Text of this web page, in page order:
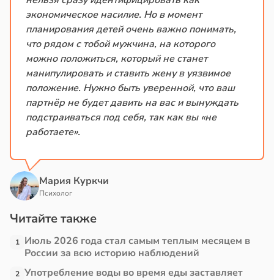
экономическое насилие. Но в момент
планирования детей очень важно понимать,
что рядом с тобой мужчина, на которого
можно положиться, который не станет
манипулировать и ставить жену в уязвимое
положение. Нужно быть уверенной, что ваш
партнёр не будет давить на вас и вынуждать
подстраиваться под себя, так как вы «не
работаете».
Мария Куркчи
Психолог
Читайте также
1 Июль 2026 года стал самым теплым месяцем в
России за всю историю наблюдений
2 Употребление воды во время еды заставляет